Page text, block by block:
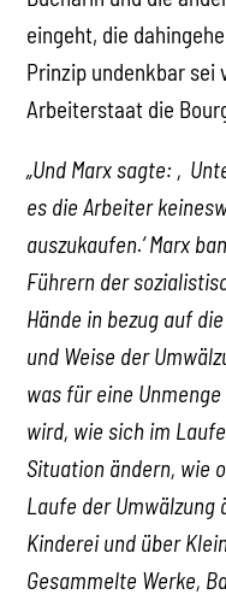
eingeht, die
Prinzip undenkbar sei
Arbeiterstaat die
„Und Marx sagte:
es die Arbeiter
auszukaufen.‘ Marx
Führern der
Hände in bezug auf
und Weise der
was für eine
wird, wie sich im
Situation ändern, wie
Laufe der Umwälzung
Kinderei und über
Gesammelte Werke,